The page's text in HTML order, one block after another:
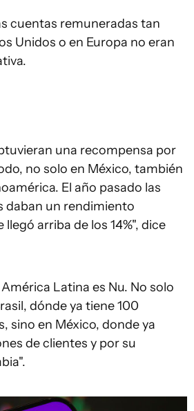
cuentas remuneradas tan
Unidos o en Europa no eran
una recompensa por
no solo en México, también
El año pasado las
daban un rendimiento
arriba de los 14%", dice
Latina es Nu. No solo
dónde ya tiene 100
sino en México, donde ya
de clientes y por su